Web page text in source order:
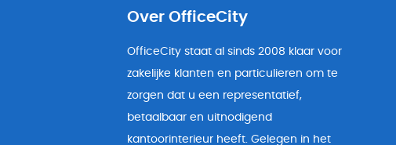
Over OfficeCity
OfficeCity staat al sinds 2008 klaar voor
zakelijke klanten en particulieren om te
zorgen dat u een representatief,
betaalbaar en uitnodigend
kantoorinterieur heeft. Gelegen in het